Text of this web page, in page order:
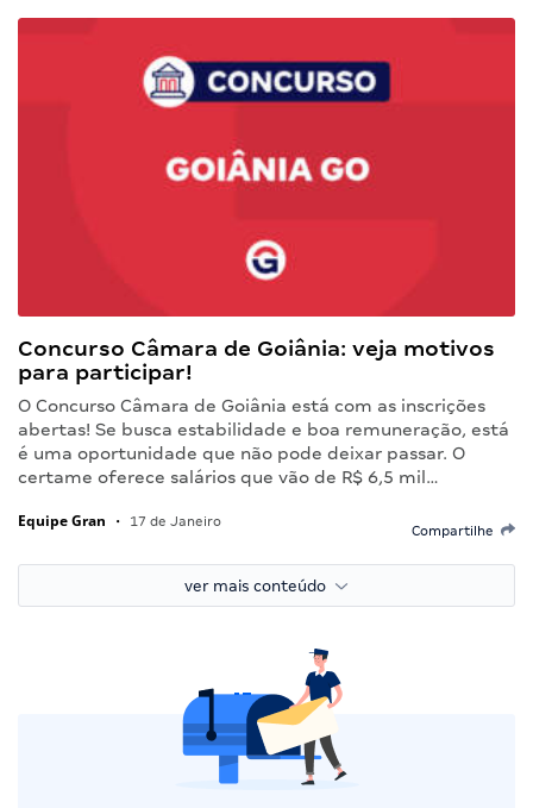
Concurso Câmara de Goiânia: veja motivos
para participar!
O Concurso Câmara de Goiânia está com as inscrições
abertas! Se busca estabilidade e boa remuneração, está
é uma oportunidade que não pode deixar passar. O
certame oferece salários que vão de R$ 6,5 mil…
Equipe Gran • 17 de Janeiro
Compartilhe
ver mais conteúdo